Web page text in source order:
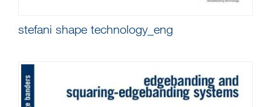
stefani shape technology_eng